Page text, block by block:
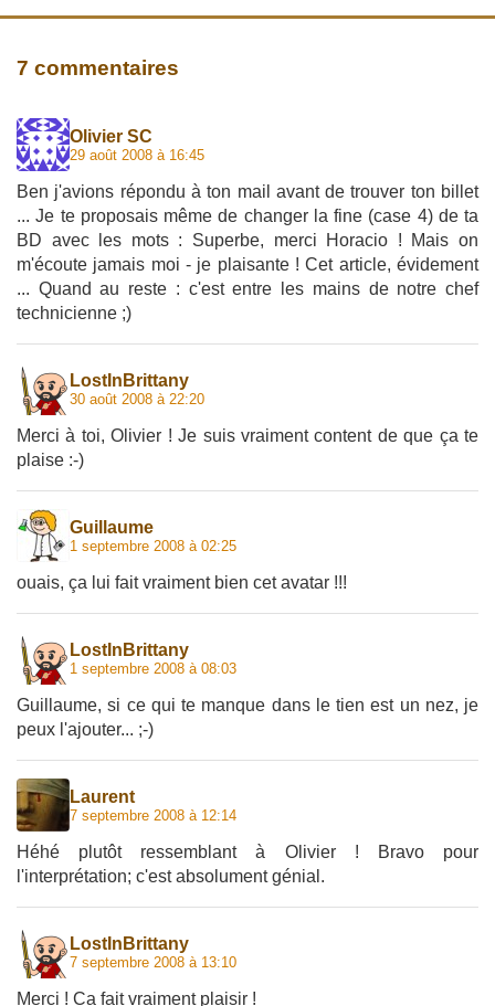
7 commentaires
Olivier SC
29 août 2008 à 16:45
Ben j'avions répondu à ton mail avant de trouver ton billet
... Je te proposais même de changer la fine (case 4) de ta
BD avec les mots : Superbe, merci Horacio ! Mais on
m'écoute jamais moi - je plaisante ! Cet article, évidement
... Quand au reste : c'est entre les mains de notre chef
technicienne ;)
LostInBrittany
30 août 2008 à 22:20
Merci à toi, Olivier ! Je suis vraiment content de que ça te
plaise :-)
Guillaume
1 septembre 2008 à 02:25
ouais, ça lui fait vraiment bien cet avatar !!!
LostInBrittany
1 septembre 2008 à 08:03
Guillaume, si ce qui te manque dans le tien est un nez, je
peux l'ajouter... ;-)
Laurent
7 septembre 2008 à 12:14
Héhé plutôt ressemblant à Olivier ! Bravo pour
l'interprétation; c'est absolument génial.
LostInBrittany
7 septembre 2008 à 13:10
Merci ! Ca fait vraiment plaisir !